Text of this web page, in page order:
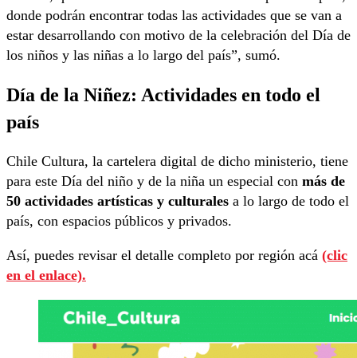
donde podrán encontrar todas las actividades que se van a
estar desarrollando con motivo de la celebración del Día de
los niños y las niñas a lo largo del país”, sumó.
Día de la Niñez: Actividades en todo el
país
Chile Cultura, la cartelera digital de dicho ministerio, tiene
para este Día del niño y de la niña un especial con más de
50 actividades artísticas y culturales a lo largo de todo el
país, con espacios públicos y privados.
Así, puedes revisar el detalle completo por región acá (clic
en el enlace).